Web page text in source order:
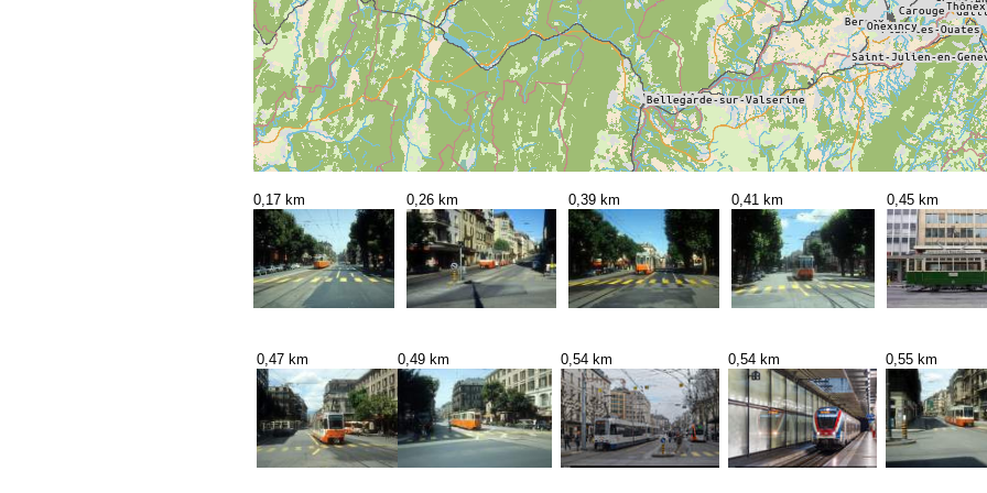
0,17 km 0,26 km 0,39 km 0,41 km 0,45 km
0,47 km 0,49 km 0,54 km 0,54 km 0,55 km